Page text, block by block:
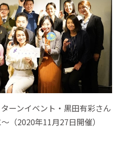
ーンイベント・黒田有彩さん
（2020年11月27日開催）